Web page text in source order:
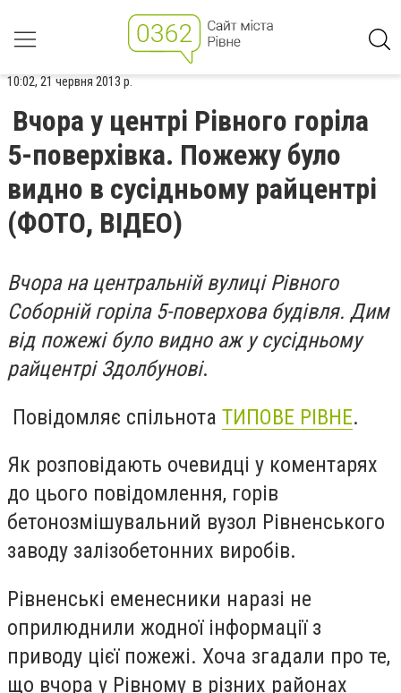
10:02, 21 червня 2013 р.
Вчора у центрі Рівного горіла
5-поверхівка. Пожежу було
видно в сусідньому райцентрі
(ФОТО, ВІДЕО)
Вчора на центральній вулиці Рівного
Соборній горіла 5-поверхова будівля. Дим
від пожежі було видно аж у сусідньому
райцентрі Здолбунові.
Повідомляє спільнота ТИПОВЕ РІВНЕ.
Як розповідають очевидці у коментарях
до цього повідомлення, горів
бетонозмішувальний вузол Рівненського
заводу залізобетонних виробів.
Рівненські еменесники наразі не
оприлюднили жодної інформації з
приводу цієї пожежі. Хоча згадали про те,
що вчора у Рівному в різних районах